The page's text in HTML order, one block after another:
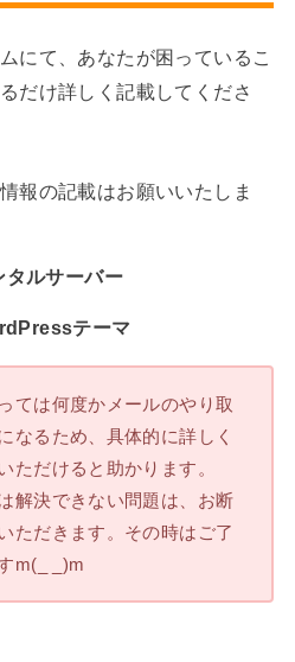
にて、あなたが困っているこ
だけ詳しく記載してくださ
報の記載はお願いいたしま
タルサーバー
テーマ
ては何度かメールのやり取
なるため、具体的に詳しく
ただけると助かります。
解決できない問題は、お断
ただきます。その時はご了
m(_ _)m